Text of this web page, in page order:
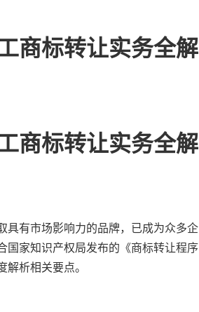
商标转让实务全解
商标转让实务全解
具有市场影响力的品牌，已成为众多企
国家知识产权局发布的《商标转让程序
析相关要点。